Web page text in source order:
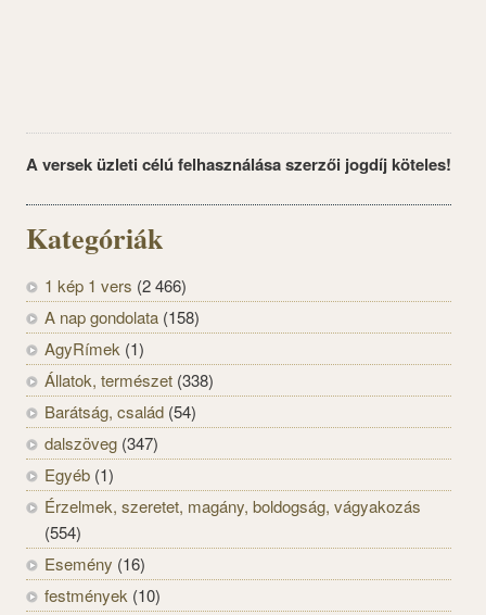
A versek üzleti célú felhasználása szerzői jogdíj köteles!
Kategóriák
1 kép 1 vers (2 466)
A nap gondolata (158)
AgyRímek (1)
Állatok, természet (338)
Barátság, család (54)
dalszöveg (347)
Egyéb (1)
Érzelmek, szeretet, magány, boldogság, vágyakozás
(554)
Esemény (16)
festmények (10)